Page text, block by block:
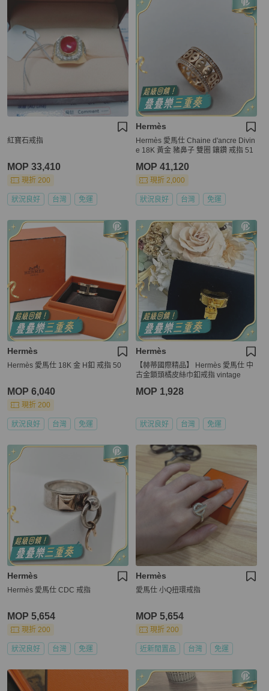
紅寶石戒指
MOP 33,410
現折 200
狀況良好 台灣 免運
Hermès
Hermès 愛馬仕 Chaine d'ancre Divin
e 18K 黃金 豬鼻子 雙圈 鑲鑽 戒指 51
MOP 41,120
現折 2,000
狀況良好 台灣 免運
Hermès
Hermès 愛馬仕 18K 金 H釦 戒指 50
MOP 6,040
現折 200
狀況良好 台灣 免運
Hermès
【赫蒂國際精品】 Hermès 愛馬仕 中
古金鎖頭橘皮絲巾釦戒指 vintage
MOP 1,928
狀況良好 台灣 免運
Hermès
Hermès 愛馬仕 CDC 戒指
MOP 5,654
現折 200
狀況良好 台灣 免運
Hermès
愛馬仕 小Q扭環戒指
MOP 5,654
現折 200
近新閒置品 台灣 免運